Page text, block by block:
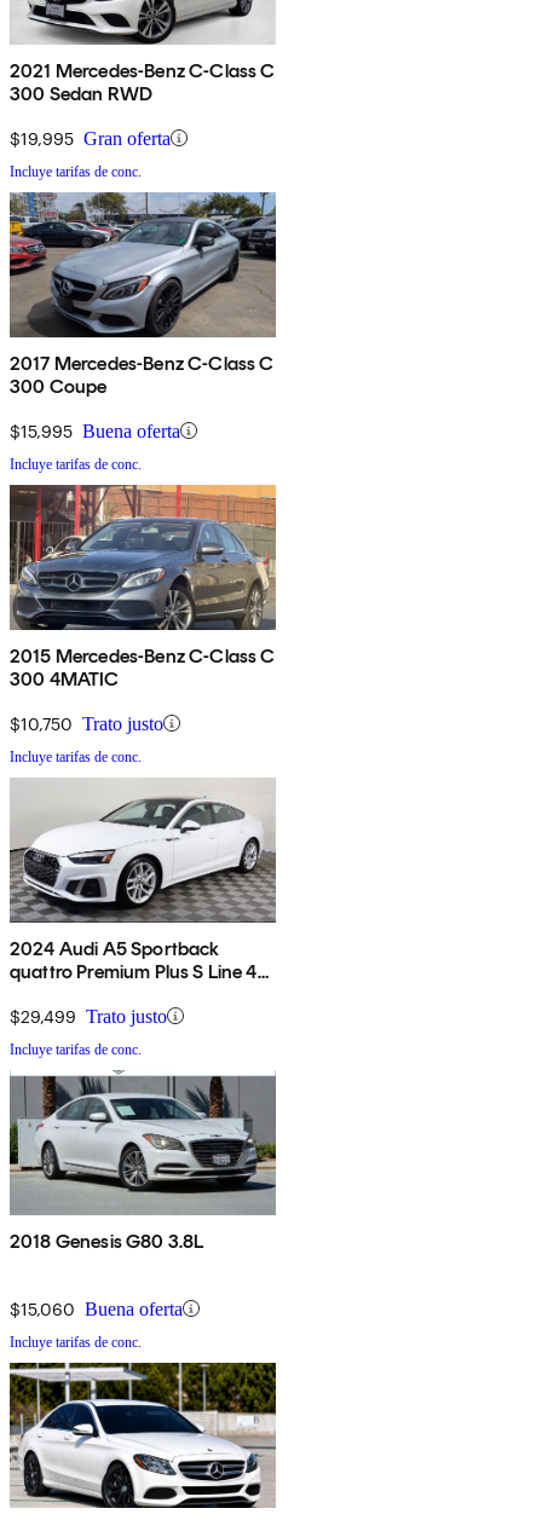
2021 Mercedes-Benz C-Class C
300 Sedan RWD
$19,995 Gran oferta
Incluye tarifas de conc.
2017 Mercedes-Benz C-Class C
300 Coupe
$15,995 Buena oferta
Incluye tarifas de conc.
2015 Mercedes-Benz C-Class C
300 4MATIC
$10,750 Trato justo
Incluye tarifas de conc.
2024 Audi A5 Sportback
quattro Premium Plus S Line 45
$29,499 Trato justo
Incluye tarifas de conc.
2018 Genesis G80 3.8L
$15,060 Buena oferta
Incluye tarifas de conc.